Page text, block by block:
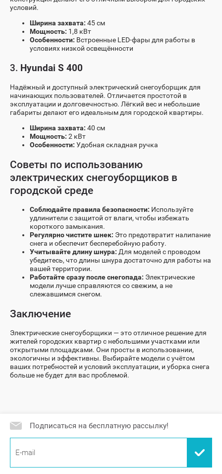
условий.
Ширина захвата: 45 см
Мощность: 1,8 кВт
Особенности: Встроенные LED-фары для работы в
условиях низкой освещённости
3. Hyundai S 400
Надёжный и доступный электрический снегоуборщик для
начинающих пользователей. Отличается простотой в
эксплуатации и долговечностью. Лёгкий вес и небольшие
габариты делают его идеальным для городской квартиры.
Ширина захвата: 40 см
Мощность: 2 кВт
Особенности: Удобная складная ручка
Советы по использованию
электрических снегоуборщиков в
городской среде
Соблюдайте правила безопасности: Используйте
удлинители с защитой от влаги, чтобы избежать
короткого замыкания.
Регулярно чистите шнек: Это предотвратит налипание
снега и обеспечит бесперебойную работу.
Учитывайте длину шнура: Для моделей с проводом
убедитесь, что длины шнура достаточно для работы на
вашей территории.
Работайте сразу после снегопада: Электрические
модели лучше справляются со свежим, а не
слежавшимся снегом.
Заключение
Электрические снегоуборщики — это отличное решение для
жителей городских квартир с небольшими участками или
открытыми площадками. Они просты в использовании,
экологичны и эффективны. Выбирайте модели с учётом
ваших потребностей и условий эксплуатации, и уборка снега
больше не будет для вас проблемой.
Подписаться на бесплатную рассылку!